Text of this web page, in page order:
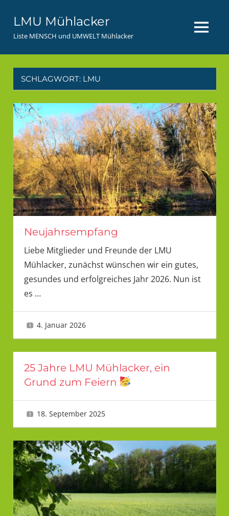
Inhalt
springen
LMU Mühlacker
Liste MENSCH und UMWELT Mühlacker MENÜ
SCHLAGWORT: LMU
Neujahrsempfang
Liebe Mitglieder und Freunde der LMU
Mühlacker, zunächst wünschen wir ein gutes,
gesundes und erfolgreiches Jahr 2026. Nun ist
es …
4. Januar 2026
25 Jahre LMU Mühlacker, ein
Grund zum Feiern
18. September 2025